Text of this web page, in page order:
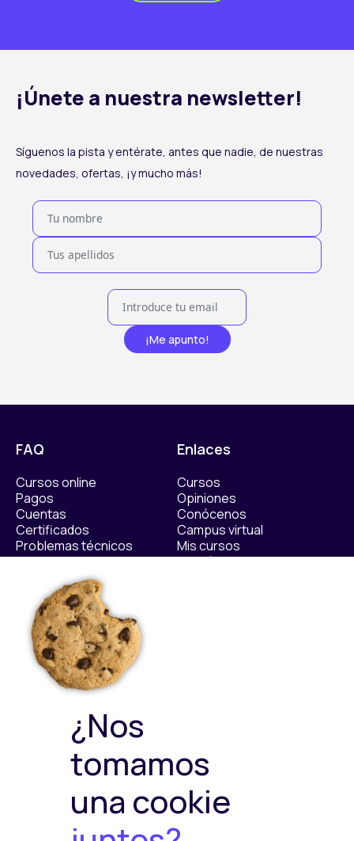
¡Únete a nuestra newsletter!
Síguenos la pista y entérate, antes que nadie, de nuestras
novedades, ofertas, ¡y mucho más!
¡Me apunto!
FAQ
Cursos online
Pagos
Cuentas
Certificados
Problemas técnicos
Enlaces
Cursos
Opiniones
Conócenos
Campus virtual
Mis cursos
Contáctanos​
Políticas
Política Privacidad
Política de Cookies
Política de ventas y
devoluciones
Política de Calidad y
Medioambiente
Política de Seguridad de la
Información
Plataformas de pago
¿Nos
tomamos
una cookie